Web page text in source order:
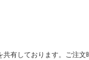
共有しております。ご注